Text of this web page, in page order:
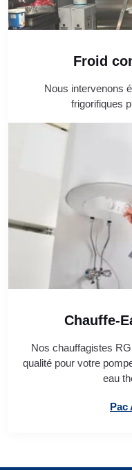
Froid
Nous intervenons
frigorifiques
Chauffe-
Nos chauffagistes
qualité pour votre
eau
Pac